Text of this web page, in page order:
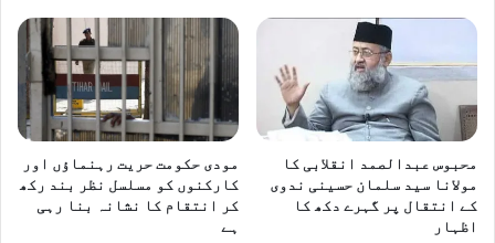
محبوس عبدالصمد انقلابی کا
مولانا سید سلمان حسینی ندوی
کے انتقال پر گہرے دکھ کا
اظہار
مودی حکومت حریت رہنماؤں اور
کارکنوں کو مسلسل نظر بند رکھ
کر انتقام کا نشانہ بنا رہی
ہے